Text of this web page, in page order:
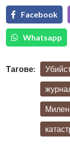
Facebook
Whatsapp
Тагове:
Милен